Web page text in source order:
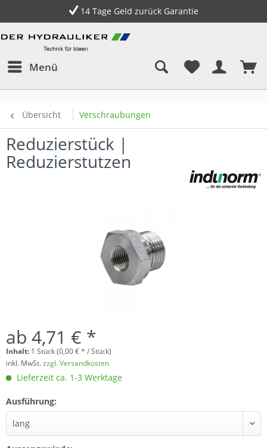
14 Tage Geld zurück Garantie
Menü
Übersicht Verschraubungen
Reduzierstück |
Reduzierstutzen
ab 4,71 € *
Inhalt: 1 Stück (0,00 € * / Stück)
inkl. MwSt.zzgl. Versandkosten
Lieferzeit ca. 1-3 Werktage
Ausführung: